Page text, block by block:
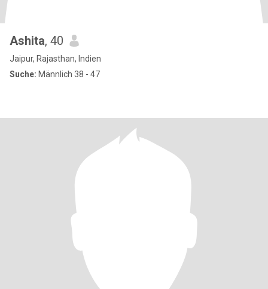
Ashita, 40
Jaipur, Rajasthan, Indien
Suche: Männlich 38 - 47